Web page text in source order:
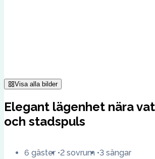
Visa alla bilder
Elegant lägenhet nära
och stadspuls
6 gäster 2 sovrum 3 sängar